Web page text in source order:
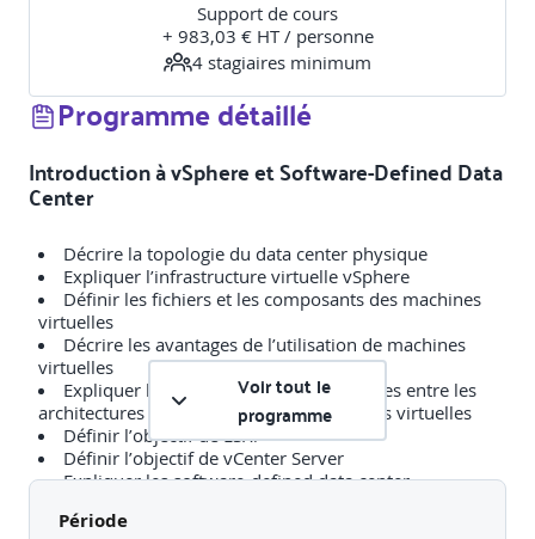
Support de cours
+ 983,03 € HT / personne
4 stagiaires minimum
Programme détaillé
Introduction à vSphere et Software-Defined Data
Center
Décrire la topologie du data center physique
Expliquer l’infrastructure virtuelle vSphere
Définir les fichiers et les composants des machines
virtuelles
Décrire les avantages de l’utilisation de machines
virtuelles
Expliquer les similarités et les différences entre les
architectures physiques et les architectures virtuelles
Définir l’objectif de ESXi
Définir l’objectif de vCenter Server
Expliquer les software-defined data center
Voir tout le
programme
Période